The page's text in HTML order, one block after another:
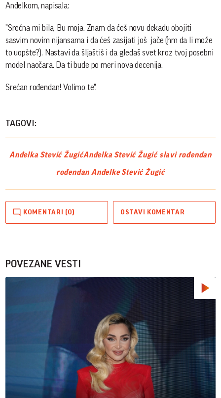
Anđelkom, napisala:
"Srećna mi bila, Bu moja. Znam da ćeš novu dekadu obojiti
sasvim novim nijansama i da ćeš zasijati još jače (hm da li može
to uopšte?). Nastavi da šljaštiš i da gledaš svet kroz tvoj posebni
model naočara. Da ti bude po meri nova decenija.
Srećan rođendan! Volimo te".
TAGOVI:
Anđelka Stević ŽugićAnđelka Stević Žugić slavi rođendan
rođendan Anđelke Stević Žugić
KOMENTARI (0) OSTAVI KOMENTAR
POVEZANE VESTI